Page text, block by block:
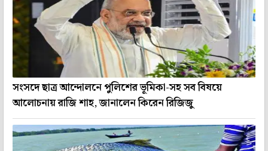
সংসদে ছাত্র আন্দোলনে পুলিশের ভূমিকা-সহ সব বিষয়ে
আলোচনায় রাজি শাহ, জানালেন কিরেন রিজিজু